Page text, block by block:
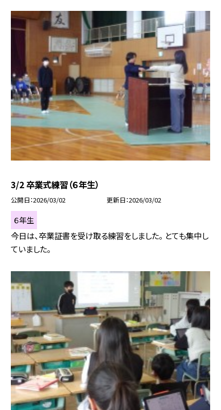
3/2 卒業式練習（６年生）
公開日 2026/03/02 更新日 2026/03/02
６年生
今日は、卒業証書を受け取る練習をしました。 とても集中し
ていました。